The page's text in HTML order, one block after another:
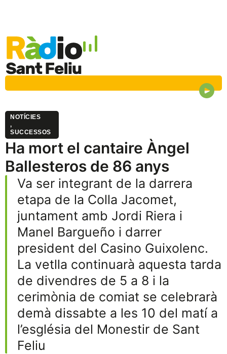
NOTÍCIES
,
SUCCESSOS
Ha mort el cantaire Àngel
Ballesteros de 86 anys
Va ser integrant de la darrera
etapa de la Colla Jacomet,
juntament amb Jordi Riera i
Manel Bargueño i darrer
president del Casino Guixolenc.
La vetlla continuarà aquesta tarda
de divendres de 5 a 8 i la
cerimònia de comiat se celebrarà
demà dissabte a les 10 del matí a
l’església del Monestir de Sant
Feliu